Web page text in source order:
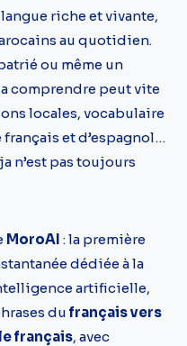
riche et vivante,
au quotidien.
ou même un
comprendre peut vite
locales, vocabulaire
français et d’espagnol…
n’est pas toujours
MoroAI : la première
dédiée à la
artificielle,
du français vers
français, avec